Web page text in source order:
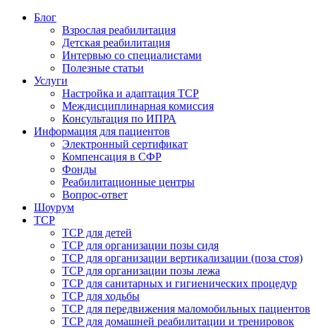
Блог
Взрослая реабилитация
Детская реабилитация
Интервью со специалистами
Полезные статьи
Услуги
Настройка и адаптация ТСР
Междисциплинарная комиссия
Консультация по ИПРА
Информация для пациентов
Электронный сертификат
Компенсация в СФР
Фонды
Реабилитационные центры
Вопрос-ответ
Шоурум
ТСР
ТСР для детей
ТСР для организации позы сидя
ТСР для организации вертикализации (поза стоя)
ТСР для организации позы лежа
ТСР для санитарных и гигиенических процедур
ТСР для ходьбы
ТСР для передвижения маломобильных пациентов
ТСР для домашней реабилитации и тренировок